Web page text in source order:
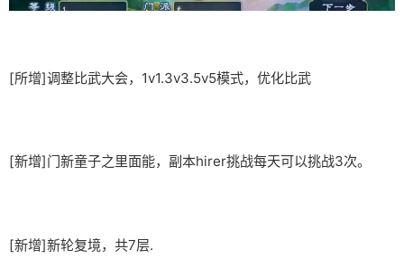
[所增]调整比武大会，1v1.3v3.5v5模式，优化比武
[新增]门新童子之里面能，副本hirer挑战每天可以挑战3次。
[新增]新轮复境，共7层.